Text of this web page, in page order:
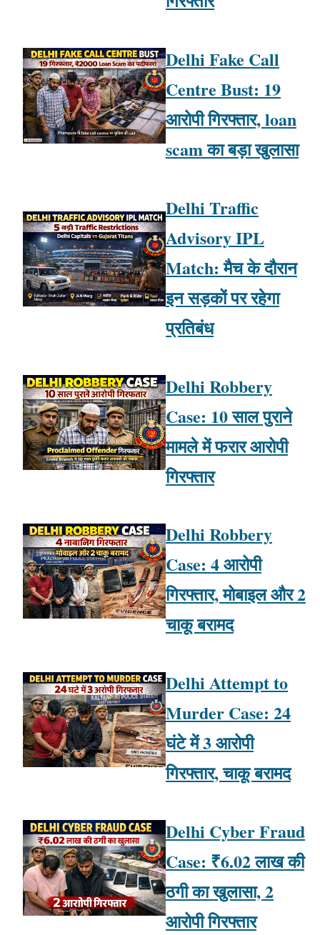
Delhi Fake Call
Centre Bust: 19
आरोपी गिरफ्तार, loan
scam का बड़ा खुलासा
Delhi Traffic
Advisory IPL
Match: मैच के दौरान
इन सड़कों पर रहेगा
प्रतिबंध
Delhi Robbery
Case: 10 साल पुराने
मामले में फरार आरोपी
गिरफ्तार
Delhi Robbery
Case: 4 आरोपी
गिरफ्तार, मोबाइल और 2
चाकू बरामद
Delhi Attempt to
Murder Case: 24
घंटे में 3 आरोपी
गिरफ्तार, चाकू बरामद
Delhi Cyber Fraud
Case: ₹6.02 लाख की
ठगी का खुलासा, 2
आरोपी गिरफ्तार